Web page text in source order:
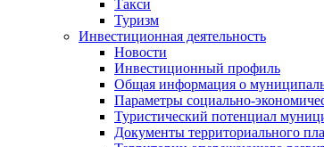
Такси
Туризм
Инвестиционная деятельность
Новости
Инвестиционный профиль
Общая информация о
Параметры социально-
Туристический потенциал
Документы территориального